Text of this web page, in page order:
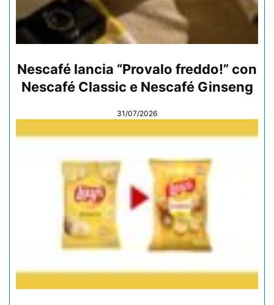
Nescafé lancia “Provalo freddo!” con
Nescafé Classic e Nescafé Ginseng
31/07/2026